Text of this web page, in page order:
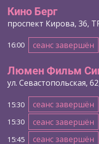
Кино Берг
проспект Кирова, 36,
16:00 сеанс завершён
Люмен Фильм
ул. Севастопольская,
15:30 сеанс завершён
15:30 сеанс завершён
15:45 сеанс завершён